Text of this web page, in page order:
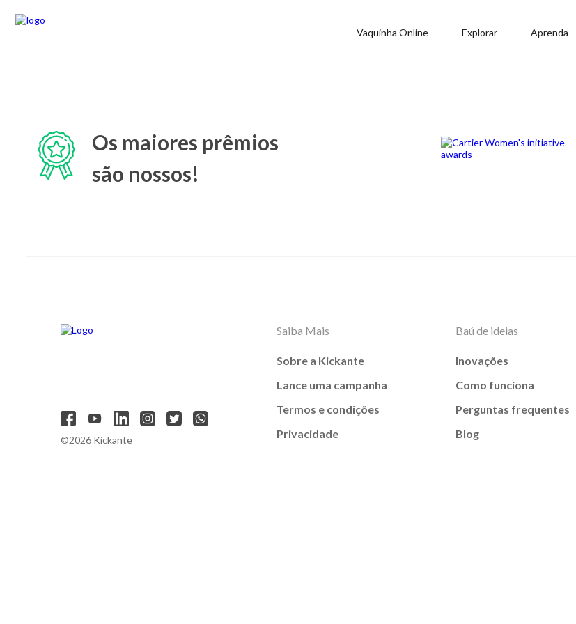
Vaquinha Online Explorar Aprenda
Os maiores prêmios
são nossos!
©2026 Kickante
Saiba Mais
Sobre a Kickante
Lance uma campanha
Termos e condições
Privacidade
Baú de ideias
Inovações
Como funciona
Perguntas frequentes
Blog